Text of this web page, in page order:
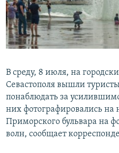
ПОБЕДИТЕЛЕЙ НЕ СУДЯТ?
КРЫМ.НЕПОКОРЕННЫЙ
ELIFBE
ПРИСОЕДИНЯЙТЕСЬ!
Все сайты RFE/RL
В среду, 8 июля, на
Севастополя вышли
понаблюдать за
них фотографировались на
Приморского бульвара на
волн, сообщает